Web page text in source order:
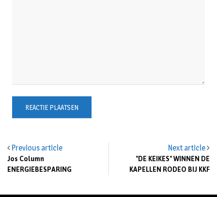
Previous article
Jos Column
ENERGIEBESPARING
Next article
"DE KEIKES" WINNEN DE
KAPELLEN RODEO BIJ KKF